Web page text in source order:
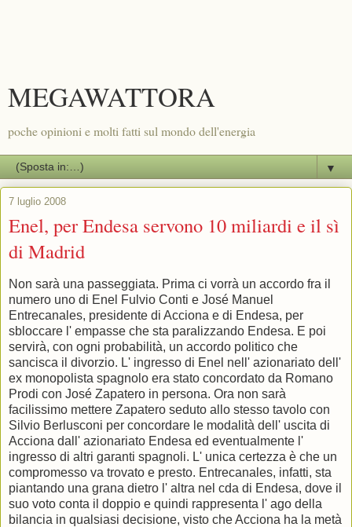
MEGAWATTORA
poche opinioni e molti fatti sul mondo dell'energia
▼
7 luglio 2008
Enel, per Endesa servono 10 miliardi e il sì
di Madrid
Non sarà una passeggiata. Prima ci vorrà un accordo fra il
numero uno di Enel Fulvio Conti e José Manuel
Entrecanales, presidente di Acciona e di Endesa, per
sbloccare l' empasse che sta paralizzando Endesa. E poi
servirà, con ogni probabilità, un accordo politico che
sancisca il divorzio. L' ingresso di Enel nell' azionariato dell'
ex monopolista spagnolo era stato concordato da Romano
Prodi con José Zapatero in persona. Ora non sarà
facilissimo mettere Zapatero seduto allo stesso tavolo con
Silvio Berlusconi per concordare le modalità dell' uscita di
Acciona dall' azionariato Endesa ed eventualmente l'
ingresso di altri garanti spagnoli. L' unica certezza è che un
compromesso va trovato e presto. Entrecanales, infatti, sta
piantando una grana dietro l' altra nel cda di Endesa, dove il
suo voto conta il doppio e quindi rappresenta l' ago della
bilancia in qualsiasi decisione, visto che Acciona ha la metà